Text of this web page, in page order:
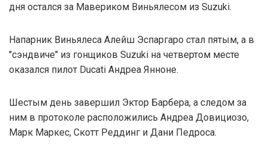
дня остался за Мавериком Виньялесом из Suzuki.
Напарник Виньялеса Алейш Эспаргаро стал пятым, а в
"сэндвиче" из гонщиков Suzuki на четвертом месте
оказался пилот Ducati Андреа Янноне.
Шестым день завершил Эктор Барбера, а следом за
ним в протоколе расположились Андреа Довициозо,
Марк Маркес, Скотт Реддинг и Дани Педроса.